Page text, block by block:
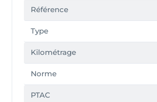
Référence
Type
Kilométrage
Norme
PTAC